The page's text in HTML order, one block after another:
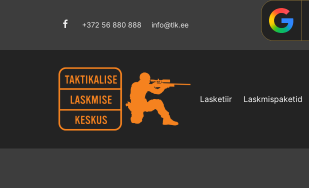
+372 56 880 888 info@tlk.ee
Lasketiir Laskmispaketid